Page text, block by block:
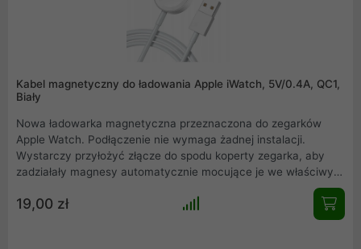
Kabel magnetyczny do ładowania Apple iWatch, 5V/0.4A, QC1,
Biały
Nowa ładowarka magnetyczna przeznaczona do zegarków
Apple Watch. Podłączenie nie wymaga żadnej instalacji.
Wystarczy przyłożyć złącze do spodu koperty zegarka, aby
zadziałały magnesy automatycznie mocujące je we właściwym
bezpiecznie naładują nasze urządzenie. Wyróżnia się prostym,
a zarazem nowoczesnym designem, dzięki czemu idealnie
19,00 zł